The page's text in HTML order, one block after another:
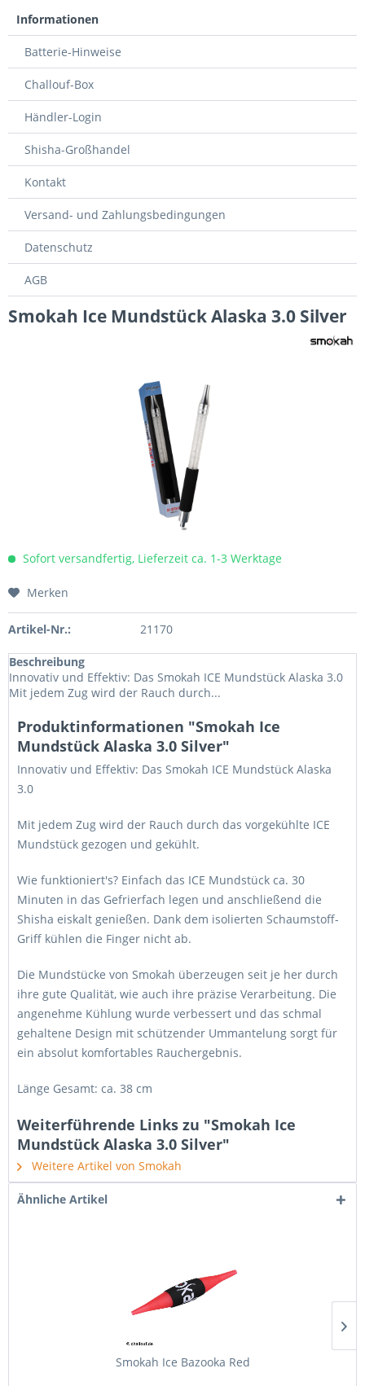
Informationen
Batterie-Hinweise
Challouf-Box
Händler-Login
Shisha-Großhandel
Kontakt
Versand- und Zahlungsbedingungen
Datenschutz
AGB
Smokah Ice Mundstück Alaska 3.0 Silver
Sofort versandfertig, Lieferzeit ca. 1-3 Werktage
Merken
Artikel-Nr.: 21170
Beschreibung
Innovativ und Effektiv: Das Smokah ICE Mundstück Alaska 3.0
Mit jedem Zug wird der Rauch durch...
Produktinformationen "Smokah Ice
Mundstück Alaska 3.0 Silver"
Innovativ und Effektiv: Das Smokah ICE Mundstück Alaska
3.0
Mit jedem Zug wird der Rauch durch das vorgekühlte ICE
Mundstück gezogen und gekühlt.
Wie funktioniert's? Einfach das ICE Mundstück ca. 30
Minuten in das Gefrierfach legen und anschließend die
Shisha eiskalt genießen. Dank dem isolierten Schaumstoff-
Griff kühlen die Finger nicht ab.
Die Mundstücke von Smokah überzeugen seit je her durch
ihre gute Qualität, wie auch ihre präzise Verarbeitung. Die
angenehme Kühlung wurde verbessert und das schmal
gehaltene Design mit schützender Ummantelung sorgt für
ein absolut komfortables Rauchergebnis.
Länge Gesamt: ca. 38 cm
Weiterführende Links zu "Smokah Ice
Mundstück Alaska 3.0 Silver"
Weitere Artikel von Smokah
Ähnliche Artikel
Smokah Ice Bazooka Red